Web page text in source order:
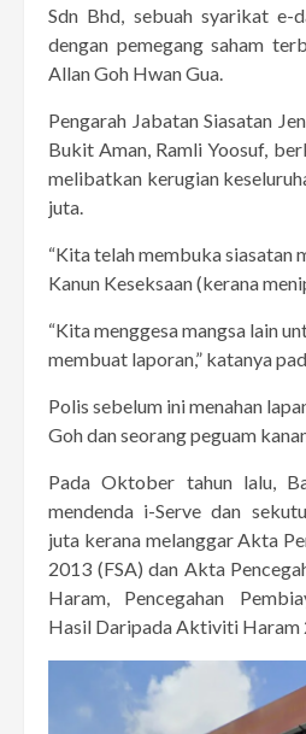
Sdn Bhd, sebuah syarikat e-
dengan pemegang saham
Allan Goh Hwan Gua.
Pengarah Jabatan Siasatan
Bukit Aman, Ramli Yoosuf,
melibatkan kerugian
juta.
“Kita telah membuka siasatan
Kanun Keseksaan (kerana
“Kita menggesa mangsa lain
membuat laporan,” katanya
Polis sebelum ini menahan
Goh dan seorang peguam
Pada Oktober tahun lalu,
mendenda i-Serve dan
juta kerana melanggar Akta
2013 (FSA) dan Akta
Haram, Pencegahan
Hasil Daripada Aktiviti Haram